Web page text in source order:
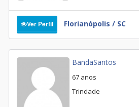
Ver Perfil Florianópolis / SC
BandaSantos
67 anos
Trindade